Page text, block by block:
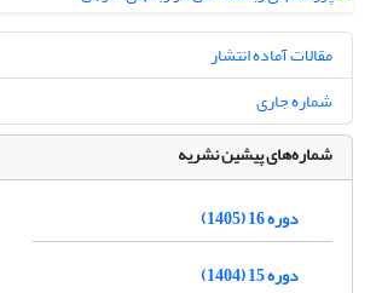
مقالات آماده انتشار
شماره جاری
شماره‌های پیشین نشریه
دوره 16 (1405)
دوره 15 (1404)